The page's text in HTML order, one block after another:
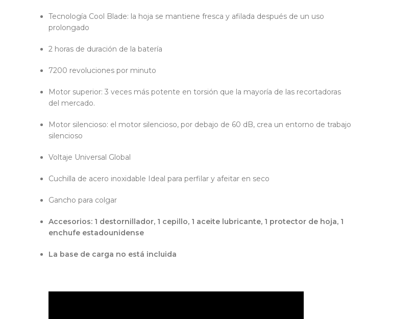
Tecnología Cool Blade: la hoja se mantiene fresca y afilada después de un uso
prolongado
2 horas de duración de la batería
7200 revoluciones por minuto
Motor superior: 3 veces más potente en torsión que la mayoría de las recortadoras
del mercado.
Motor silencioso: el motor silencioso, por debajo de 60 dB, crea un entorno de trabajo
silencioso
Voltaje Universal Global
Cuchilla de acero inoxidable Ideal para perfilar y afeitar en seco
Gancho para colgar
Accesorios: 1 destornillador, 1 cepillo, 1 aceite lubricante, 1 protector de hoja, 1
enchufe estadounidense
La base de carga no está incluida